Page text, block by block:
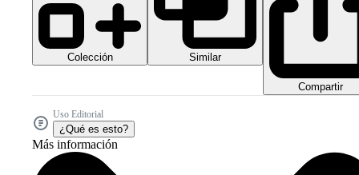
Colección Similar
Compartir
Uso Editorial
¿Qué es esto?
Más información